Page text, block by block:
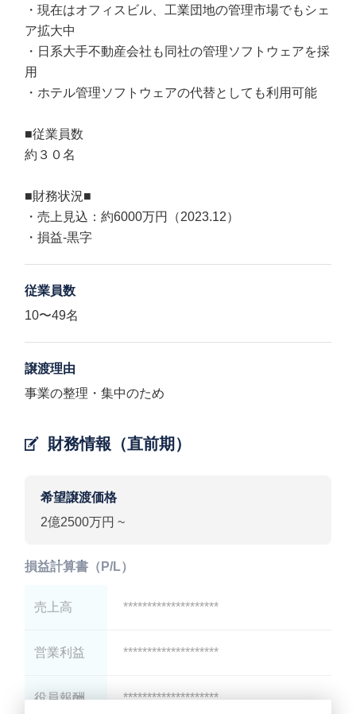
・現在はオフィスビル、工業団地の管理市場でもシェ
ア拡大中
・日系大手不動産会社も同社の管理ソフトウェアを採
用
・ホテル管理ソフトウェアの代替としても利用可能
■従業員数
約３０名
■財務状況■
・売上見込：約6000万円（2023.12）
・損益‐黒字
従業員数
10〜49名
譲渡理由
事業の整理・集中のため
財務情報（直前期）
希望譲渡価格
2億2500万円 ~
損益計算書（P/L）
売上高 ********************
営業利益 ********************
役員報酬 ********************